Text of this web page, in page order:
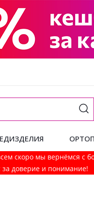
скоро мы вернёмся
за доверие и понимание!